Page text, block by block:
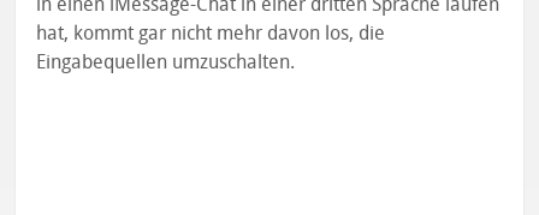
in einen iMessage-Chat in einer dritten Sprache laufen
hat, kommt gar nicht mehr davon los, die
Eingabequellen umzuschalten.